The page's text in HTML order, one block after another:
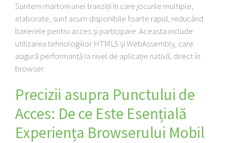
Suntem martorii unei tranziții în care jocurile multiple,
elaborate, sunt acum disponibile foarte rapid, reducând
barierele pentru acces și participare. Aceasta include
utilizarea tehnologiilor HTML5 și WebAssembly, care
asigură performanță la nivel de aplicație nativă, direct în
browser.
Precizii asupra Punctului de
Acces: De ce Este Esențială
Experiența Browserului Mobil